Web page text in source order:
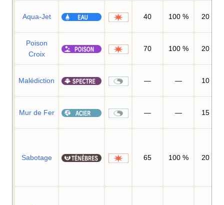
Aqua-Jet 40 100 % 20
Poison
Croix
70 100 % 20
Malédiction — — 10
Mur de Fer — — 15
Sabotage 65 100 % 20